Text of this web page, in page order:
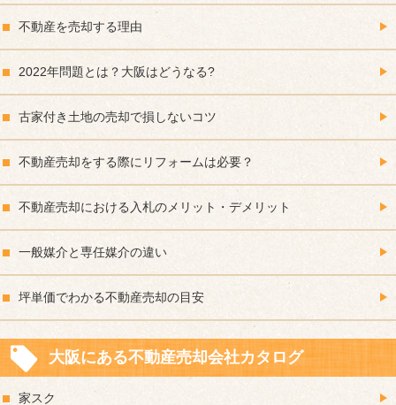
不動産を売却する理由
2022年問題とは？大阪はどうなる?
古家付き土地の売却で損しないコツ
不動産売却をする際にリフォームは必要？
不動産売却における入札のメリット・デメリット
一般媒介と専任媒介の違い
坪単価でわかる不動産売却の目安
大阪にある不動産売却会社カタログ
家スク